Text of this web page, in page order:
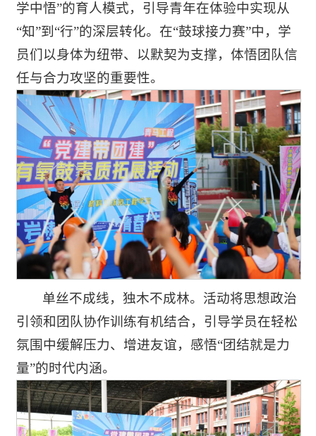
学中悟”的育人模式，引导青年在体验中实现从
“知”到“行”的深层转化。在“鼓球接力赛”中，学
员们以身体为纽带、以默契为支撑，体悟团队信
任与合力攻坚的重要性。
单丝不成线，独木不成林。活动将思想政治
引领和团队协作训练有机结合，引导学员在轻松
氛围中缓解压力、增进友谊，感悟“团结就是力
量”的时代内涵。